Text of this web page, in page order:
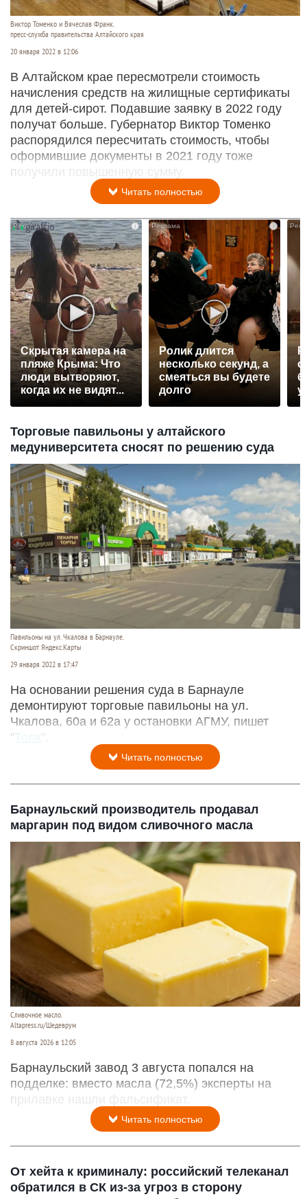
Виктор Томенко и Вячеслав Франк.
пресс-служба правительства Алтайского края
20 января 2022 в 12:06
В Алтайском крае пересмотрели стоимость
начисления средств на жилищные сертификаты
для детей-сирот. Подавшие заявку в 2022 году
получат больше. Губернатор Виктор Томенко
распорядился пересчитать стоимость, чтобы
оформившие документы в 2021 году тоже
получили повышенную сумму.
Читать полностью
i
Скрытая камера на
пляже Крыма: Что
люди вытворяют,
когда их не видят...
i
Ролик длится
несколько секунд, а
смеяться вы будете
долго
Торговые павильоны у алтайского
медуниверситета сносят по решению суда
Павильоны на ул. Чкалова в Барнауле.
Скриншот Яндекс.Карты
29 января 2022 в 17:47
На основании решения суда в Барнауле
демонтируют торговые павильоны на ул.
Чкалова, 60а и 62а у остановки АГМУ, пишет
"Толк ".
Читать полностью
Барнаульский производитель продавал
маргарин под видом сливочного масла
Сливочное масло.
Altapress.ru/Шедеврум
8 августа 2026 в 12:05
Барнаульский завод 3 августа попался на
подделке: вместо масла (72,5%) эксперты на
прилавке нашли фальсификат.
Читать полностью
От хейта к криминалу: российский телеканал
обратился в СК из-за угроз в сторону